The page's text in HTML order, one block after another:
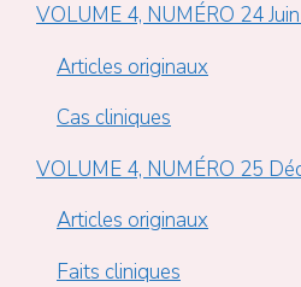
VOLUME 4, NUMÉRO 24
Articles originaux
Cas cliniques
VOLUME 4, NUMÉRO 25
Articles originaux
Faits cliniques